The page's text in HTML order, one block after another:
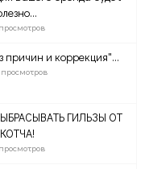
причин и коррекция"...
просмотров
ГИЛЬЗЫ ОТ